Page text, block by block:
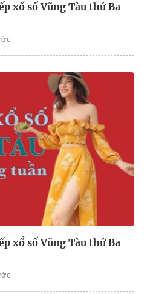
xổ số Vũng Tàu thứ Ba
xổ số Vũng Tàu thứ Ba